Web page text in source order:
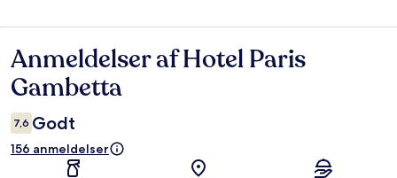
Anmeldelser
Anmeldelser af Hotel Paris
Gambetta
7,6 Godt
156 anmeldelser